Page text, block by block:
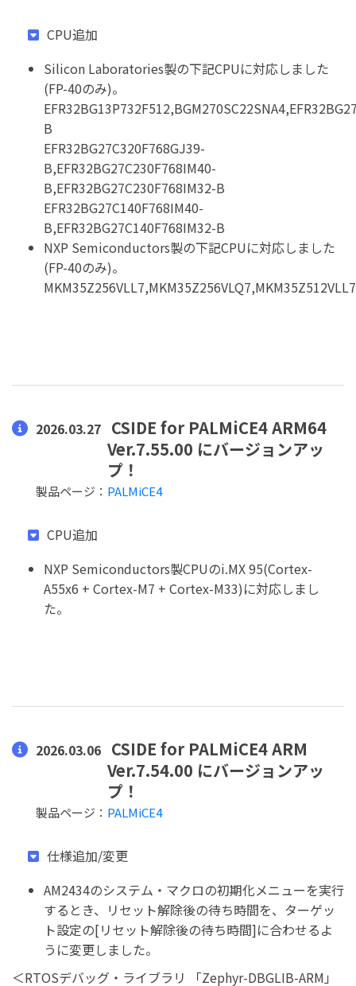
CPU追加
Silicon Laboratories製の下記CPUに対応しました
(FP-40のみ)。
B
EFR32BG27C320F768GJ39-
B,EFR32BG27C230F768IM40-
B,EFR32BG27C230F768IM32-B
EFR32BG27C140F768IM40-
B,EFR32BG27C140F768IM32-B
NXP Semiconductors製の下記CPUに対応しました
(FP-40のみ)。
2026.03.27 CSIDE for PALMiCE4 ARM64
Ver.7.55.00 にバージョンアッ
プ！
製品ページ： PALMiCE4
CPU追加
NXP Semiconductors製CPUのi.MX 95(Cortex-
A55x6 + Cortex-M7 + Cortex-M33)に対応しまし
た。
2026.03.06 CSIDE for PALMiCE4 ARM
Ver.7.54.00 にバージョンアッ
プ！
製品ページ： PALMiCE4
仕様追加/変更
AM2434のシステム・マクロの初期化メニューを実行
するとき、リセット解除後の待ち時間を、ターゲッ
ト設定の[リセット解除後の待ち時間]に合わせるよ
うに変更しました。
＜RTOSデバッグ・ライブラリ 「Zephyr-DBGLIB-ARM」